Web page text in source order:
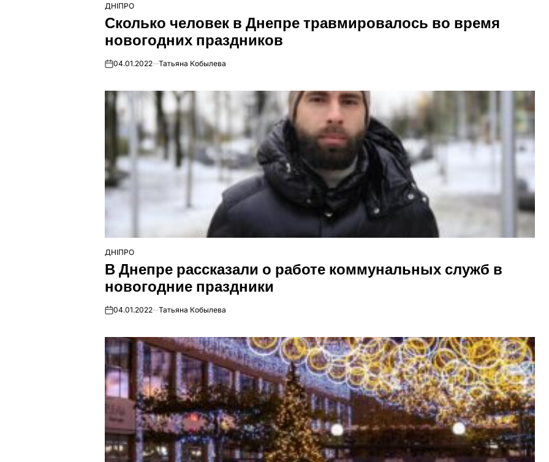
ОПУБЛІКУВАТИ
У
ДНІПРО
Сколько человек в Днепре травмировалось во время
новогодних праздников
on04.01.2022 Татьяна Кобылева
ОПУБЛІКУВАТИ
У
ДНІПРО
В Днепре рассказали о работе коммунальных служб в
новогодние праздники
on04.01.2022 Татьяна Кобылева